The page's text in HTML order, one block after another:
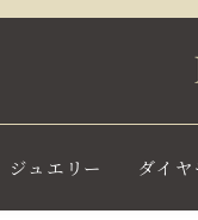
ジュエリー ダイ